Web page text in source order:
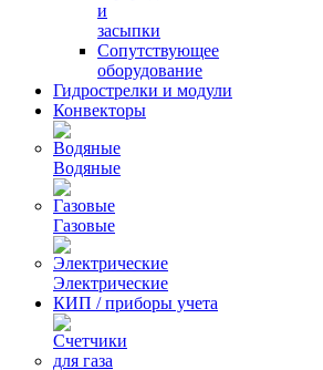
и
засыпки
Сопутствующее
оборудование
Гидрострелки и модули
Конвекторы
Водяные
Газовые
Электрические
КИП / приборы учета